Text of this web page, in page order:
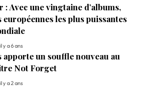
: Avec une vingtaine d’albums,
européennes les plus puissantes
il y a 6 ans
apporte un souffle nouveau au
Not Forget
il y a 2 ans